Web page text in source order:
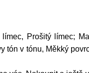
Prošitý límec;
tón v tónu, Měkký